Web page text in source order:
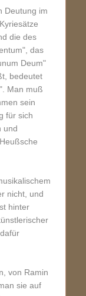
Deutung im
die des
das
Deum"
bedeutet
Man muß
sein
für sich
und
nicht, und
hinter
von Ramin
sie auf